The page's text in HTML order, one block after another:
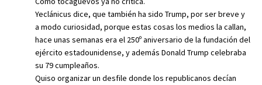
Yeclánicus dice, que también ha sido Trump, por ser breve y
a modo curiosidad, porque estas cosas los medios la callan,
hace unas semanas era el 250º aniversario de la fundación del
ejército estadounidense, y además Donald Trump celebraba
su 79 cumpleaños.
Quiso organizar un desfile donde los republicanos decían